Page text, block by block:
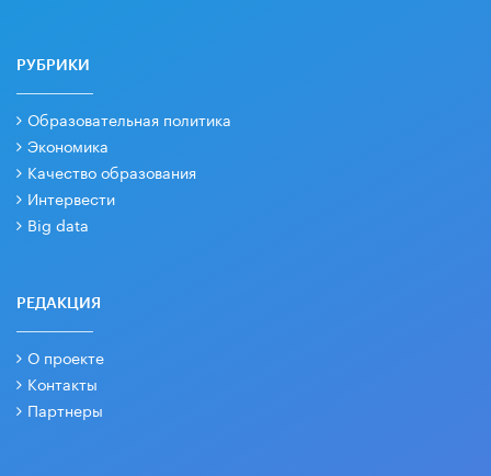
РУБРИКИ
Образовательная политика
Экономика
Качество образования
Интервести
Big data
РЕДАКЦИЯ
О проекте
Контакты
Партнеры